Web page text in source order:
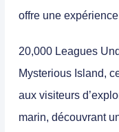
offre une
20,000 Leagues
Mysterious Island,
aux visiteurs
marin, découvrant